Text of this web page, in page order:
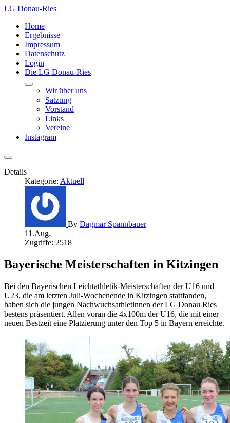
LG Donau-Ries
Home
Ergebnisse
Impressum
Datenschutz
Login
Die LG Donau-Ries
Wir über uns
Satzung
Vorstand
Links
Vereine
Instagram
Details
Kategorie: Aktuell
By Dagmar Spannbauer
11.Aug.
Zugriffe: 2518
Bayerische Meisterschaften in Kitzingen
Bei den Bayerischen Leichtathletik-Meisterschaften der U16 und
U23, die am letzten Juli-Wochenende in Kitzingen stattfanden,
haben sich die jungen Nachwuchsathletinnen der LG Donau Ries
bestens präsentiert. Allen voran die 4x100m der U16, die mit einer
neuen Bestzeit eine Platzierung unter den Top 5 in Bayern erreichte.